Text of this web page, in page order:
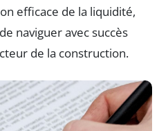
efficace de la liquidité,
naviguer avec succès
de la construction.